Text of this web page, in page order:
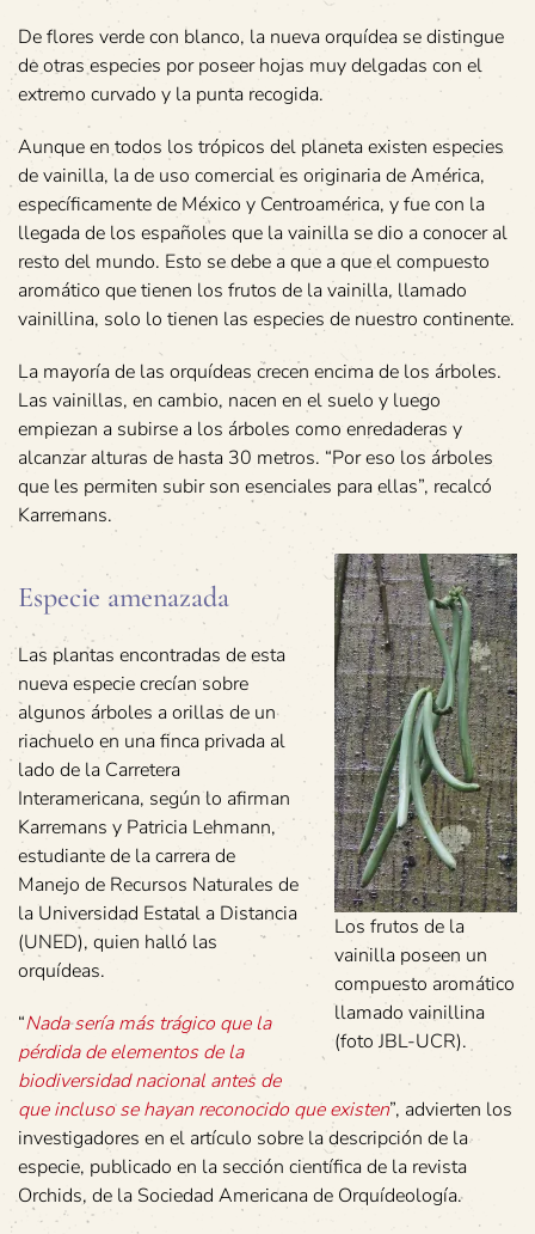
De flores verde con blanco, la nueva orquídea se distingue
de otras especies por poseer hojas muy delgadas con el
extremo curvado y la punta recogida.
Aunque en todos los trópicos del planeta existen especies
de vainilla, la de uso comercial es originaria de América,
específicamente de México y Centroamérica, y fue con la
llegada de los españoles que la vainilla se dio a conocer al
resto del mundo. Esto se debe a que a que el compuesto
aromático que tienen los frutos de la vainilla, llamado
vainillina, solo lo tienen las especies de nuestro continente.
La mayoría de las orquídeas crecen encima de los árboles.
Las vainillas, en cambio, nacen en el suelo y luego
empiezan a subirse a los árboles como enredaderas y
alcanzar alturas de hasta 30 metros. “Por eso los árboles
que les permiten subir son esenciales para ellas”, recalcó
Karremans.
Los frutos de la
vainilla poseen un
compuesto aromático
llamado vainillina
(foto JBL-UCR).
Especie amenazada
Las plantas encontradas de esta
nueva especie crecían sobre
algunos árboles a orillas de un
riachuelo en una finca privada al
lado de la Carretera
Interamericana, según lo afirman
Karremans y Patricia Lehmann,
estudiante de la carrera de
Manejo de Recursos Naturales de
la Universidad Estatal a Distancia
(UNED), quien halló las
orquídeas.
“Nada sería más trágico que la
pérdida de elementos de la
biodiversidad nacional antes de
que incluso se hayan reconocido que existen”, advierten los
investigadores en el artículo sobre la descripción de la
especie, publicado en la sección científica de la revista
Orchids, de la Sociedad Americana de Orquídeología.